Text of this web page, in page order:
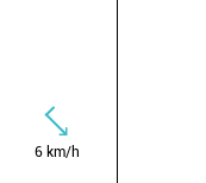
6 km/h